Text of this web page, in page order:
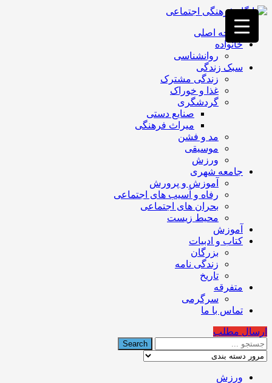
فصد
خون
غرب
تهران
خشکشویی
تصفیه
تهران
صفحه اصلی
خانواده
روانشناسی
سبک زندگی
زندگی مشترک
غذا و خوراک
گردشگری
صنایع دستی
میراث فرهنگی
مد و فشن
موسیقی
ورزش
جامعه شهری
آموزش و پرورش
رفاه و آسیب های اجتماعی
بحران های اجتماعی
محیط زیست
آموزش
کتاب و ادبیات
بزرگان
زندگی نامه
تاریخ
متفرقه
سرگرمی
تماس با ما
ارسال مطلب
ورزش